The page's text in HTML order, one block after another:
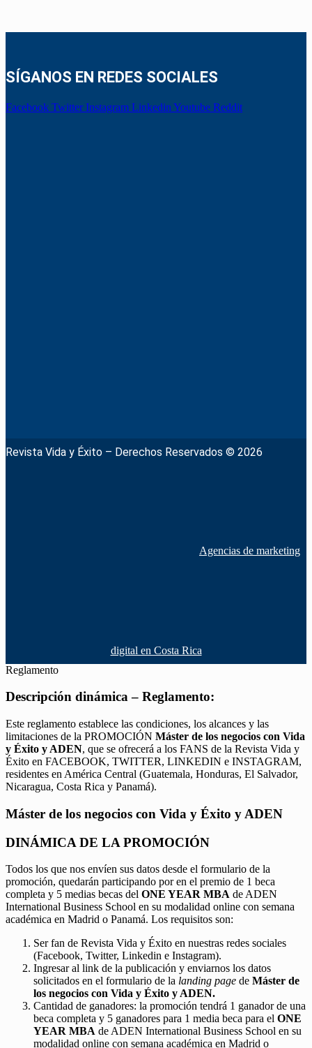
SÍGANOS EN REDES SOCIALES
Facebook Twitter Instagram Linkedin Youtube Reddit
Revista Vida y Éxito – Derechos Reservados © 2026
Agencias de marketing
digital en Costa Rica
Reglamento
Descripción dinámica – Reglamento:
Este reglamento establece las condiciones, los alcances y las
limitaciones de la PROMOCIÓN Máster de los negocios con Vida
y Éxito y ADEN, que se ofrecerá a los FANS de la Revista Vida y
Éxito en FACEBOOK, TWITTER, LINKEDIN e INSTAGRAM,
residentes en América Central (Guatemala, Honduras, El Salvador,
Nicaragua, Costa Rica y Panamá).
Máster de los negocios con Vida y Éxito y ADEN
DINÁMICA DE LA PROMOCIÓN
Todos los que nos envíen sus datos desde el formulario de la
promoción, quedarán participando por en el premio de 1 beca
completa y 5 medias becas del ONE YEAR MBA de ADEN
International Business School en su modalidad online con semana
académica en Madrid o Panamá. Los requisitos son:
Ser fan de Revista Vida y Éxito en nuestras redes sociales
(Facebook, Twitter, Linkedin e Instagram).
Ingresar al link de la publicación y enviarnos los datos
solicitados en el formulario de la landing page de Máster de
los negocios con Vida y Éxito y ADEN.
Cantidad de ganadores: la promoción tendrá 1 ganador de una
beca completa y 5 ganadores para 1 media beca para el ONE
YEAR MBA de ADEN International Business School en su
modalidad online con semana académica en Madrid o